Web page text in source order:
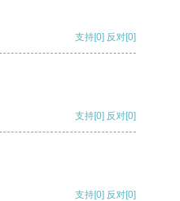
支持[0] 反对[0]
支持[0] 反对[0]
支持[0] 反对[0]